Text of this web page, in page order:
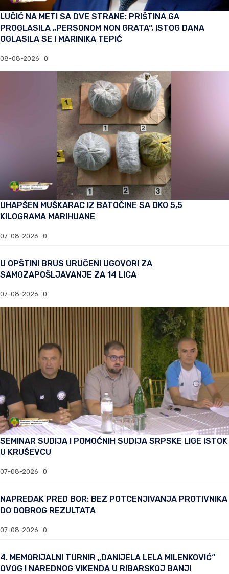
LUČIĆ NA METI SA DVE STRANE: PRIŠTINA GA
PROGLASILA „PERSONOM NON GRATA“, ISTOG DANA
OGLASILA SE I MARINIKA TEPIĆ
08-08-2026 0
UHAPŠEN MUŠKARAC IZ BATOČINE SA OKO 5,5
KILOGRAMA MARIHUANE
07-08-2026 0
U OPŠTINI BRUS URUČENI UGOVORI ZA
SAMOZAPOŠLJAVANJE ZA 14 LICA
07-08-2026 0
SEMINAR SUDIJA I POMOĆNIH SUDIJA SRPSKE LIGE ISTOK
U KRUŠEVCU
07-08-2026 0
NAPREDAK PRED BOR: BEZ POTCENJIVANJA PROTIVNIKA
DO DOBROG REZULTATA
07-08-2026 0
4. MEMORIJALNI TURNIR „DANIJELA LELA MILENKOVIĆ“
OVOG I NAREDNOG VIKENDA U RIBARSKOJ BANJI